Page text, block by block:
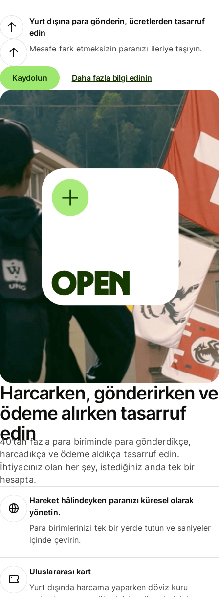
Yurt dışına para gönderin, ücretlerden tasarruf
edin
Mesafe fark etmeksizin paranızı ileriye taşıyın.
Kaydolun Daha fazla bilgi edinin
Harcarken, gönderirken ve
ödeme alırken tasarruf
edin
40'tan fazla para biriminde para gönderdikçe,
harcadıkça ve ödeme aldıkça tasarruf edin.
İhtiyacınız olan her şey, istediğiniz anda tek bir
hesapta.
Hareket hâlindeyken paranızı küresel olarak
yönetin.
Para birimlerinizi tek bir yerde tutun ve saniyeler
içinde çevirin.
Uluslararası kart
Yurt dışında harcama yaparken döviz kuru